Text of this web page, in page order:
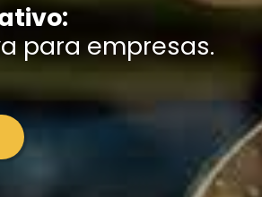
para empresas.